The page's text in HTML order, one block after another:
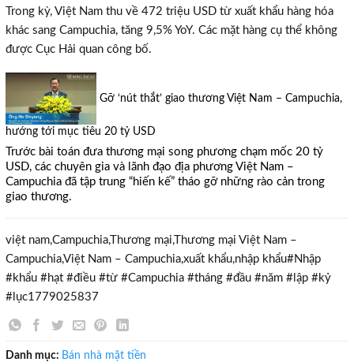
Với hơn 1000 căn nhà và 50 sales thân thiện, nhiệt tình,
Trong kỳ, Việt Nam thu về 472 triệu USD từ xuất khẩu hàng hóa
khác sang Campuchia, tăng 9,5% YoY. Các mặt hàng cụ thể không
được Cục Hải quan công bố.
Gỡ ‘nút thắt’ giao thương Việt Nam – Campuchia,
hướng tới mục tiêu 20 tỷ USD
Trước bài toán đưa thương mại song phương chạm mốc 20 tỷ
USD, các chuyên gia và lãnh đạo địa phương Việt Nam –
Campuchia đã tập trung “hiến kế” tháo gỡ những rào cản trong
giao thương.
việt nam,Campuchia,Thương mại,Thương mại Việt Nam –
Campuchia,Việt Nam – Campuchia,xuất khẩu,nhập khẩu#Nhập
#khẩu #hạt #điều #từ #Campuchia #tháng #đầu #năm #lập #kỷ
#lục1779025837
Danh mục: Bán nhà mặt tiền